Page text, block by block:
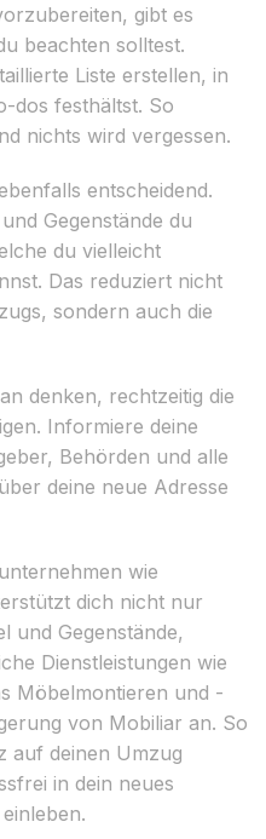
gibt es
beachten solltest.
Liste erstellen, in
dos festhältst. So
nichts wird vergessen.
entscheidend.
Gegenstände du
du vielleicht
Das reduziert nicht
sondern auch die
denken, rechtzeitig die
Informiere deine
Behörden und alle
deine neue Adresse
wie
dich nicht nur
und Gegenstände,
Dienstleistungen wie
Möbelmontieren und -
von Mobiliar an. So
auf deinen Umzug
in dein neues